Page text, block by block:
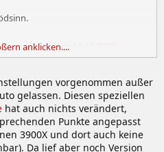
auf 28 seiten ni einmal
anklicken....
vorgenommen außer
gelassen. Diesen speziellen
hat auch nichts verändert,
Punkte angepasst
3900X und dort auch keine
Da lief aber noch Version